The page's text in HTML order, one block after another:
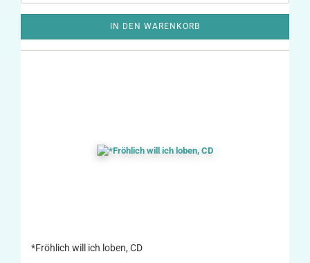
IN DEN WARENKORB
*Fröhlich will ich loben, CD